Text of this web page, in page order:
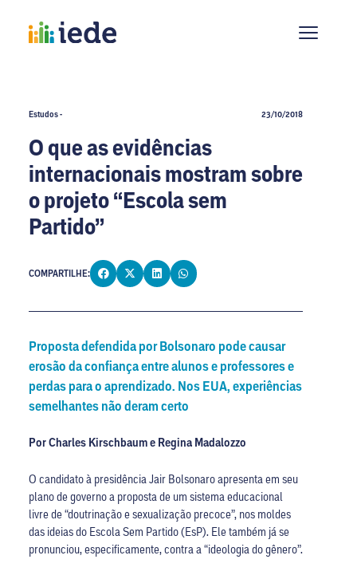
Estudos - 23/10/2018
O que as evidências
internacionais mostram sobre
o projeto “Escola sem
Partido”
COMPARTILHE:
Proposta defendida por Bolsonaro pode causar
erosão da confiança entre alunos e professores e
perdas para o aprendizado. Nos EUA, experiências
semelhantes não deram certo
Por Charles Kirschbaum e Regina Madalozzo
O candidato à presidência Jair Bolsonaro apresenta em seu
plano de governo a proposta de um sistema educacional
livre de “doutrinação e sexualização precoce”, nos moldes
das ideias do Escola Sem Partido (EsP). Ele também já se
pronunciou, especificamente, contra a “ideologia do gênero”.